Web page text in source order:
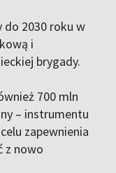
do 2030 roku w
i
brygady.
700 mln
– instrumentu
zapewnienia
z nowo